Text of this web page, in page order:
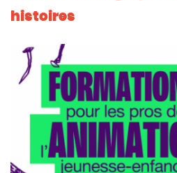
histoires